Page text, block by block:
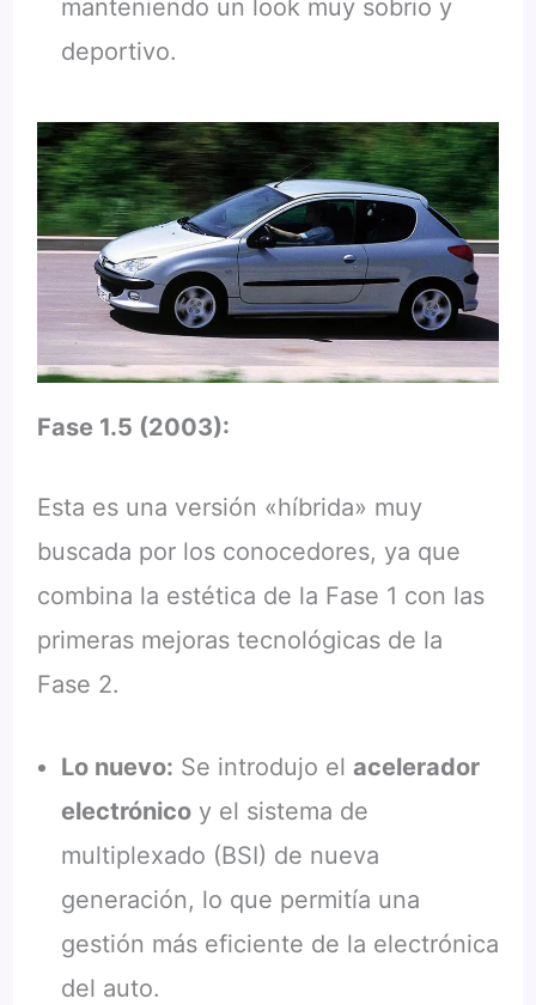
manteniendo un look muy sobrio y
deportivo.
Fase 1.5 (2003):
Esta es una versión «híbrida» muy
buscada por los conocedores, ya que
combina la estética de la Fase 1 con las
primeras mejoras tecnológicas de la
Fase 2.
Lo nuevo: Se introdujo el acelerador
electrónicoy el sistema de
multiplexado (BSI) de nueva
generación, lo que permitía una
gestión más eficiente de la electrónica
del auto.